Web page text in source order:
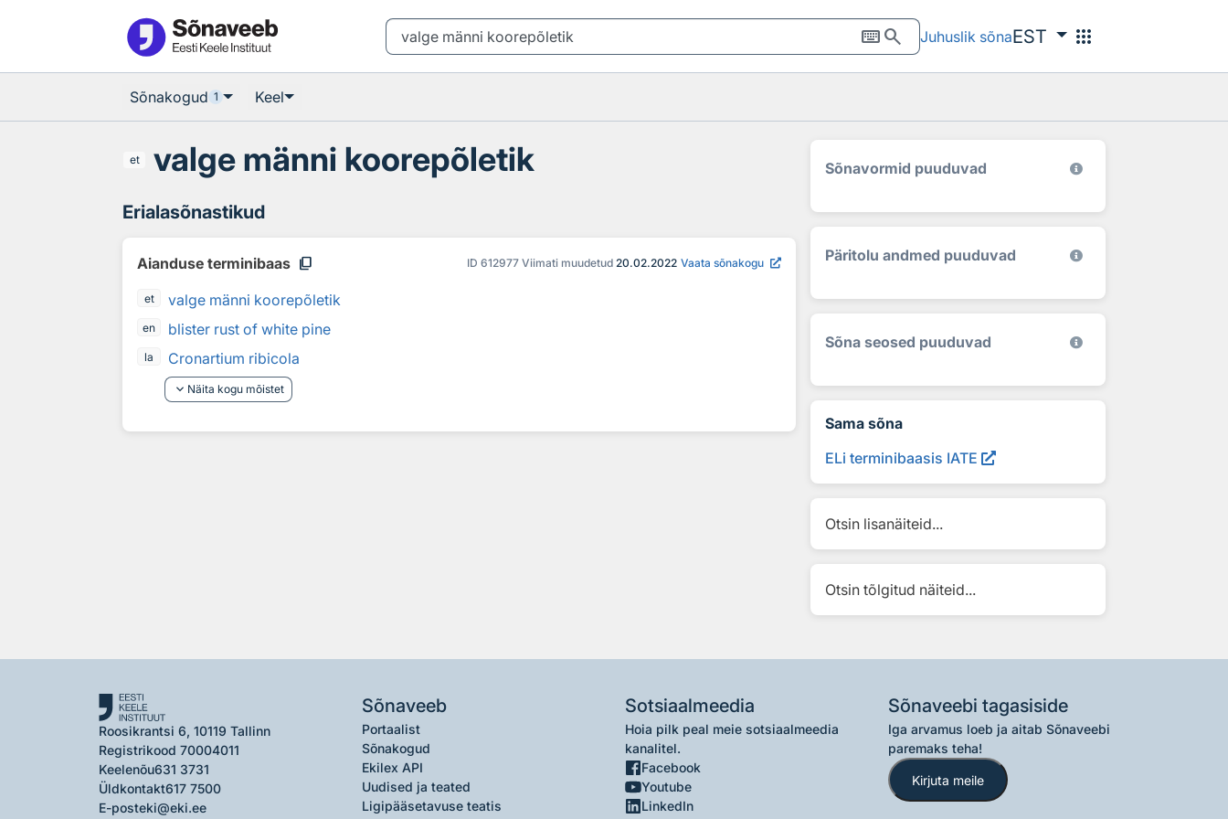
keyboardsearch Juhuslik sõnaEST apps
Sõnakogud 1 Keel
et valge männi koorepõletik
Erialasõnastikud
Aianduse terminibaas content_copy ID 612977 Viimati muudetud 20.02.2022 Vaata sõnakogu
et valge männi koorepõletik
en blister rust of white pine
la
Cronartium ribicola
keyboard_arrow_down Näita kogu mõistet
Sõnavormid puuduvad
Päritolu andmed puuduvad
Sõna seosed puuduvad
Sama sõna
ELi terminibaasis IATE
Otsin lisanäiteid...
Otsin tõlgitud näiteid...
Roosikrantsi 6, 10119 Tallinn
Registrikood 70004011
Keelenõu631 3731
Üldkontakt617 7500
E-posteki@eki.ee
Sõnaveeb
Portaalist
Sõnakogud
Ekilex API
Uudised ja teated
Ligipääsetavuse teatis
Sotsiaalmeedia
Hoia pilk peal meie sotsiaalmeedia
kanalitel.
Facebook
Youtube
LinkedIn
Sõnaveebi tagasiside
Iga arvamus loeb ja aitab Sõnaveebi
paremaks teha!
Kirjuta meile